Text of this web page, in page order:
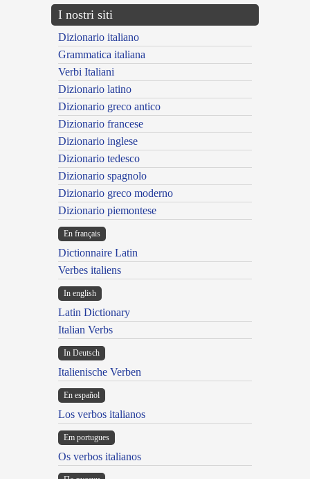
I nostri siti
Dizionario italiano
Grammatica italiana
Verbi Italiani
Dizionario latino
Dizionario greco antico
Dizionario francese
Dizionario inglese
Dizionario tedesco
Dizionario spagnolo
Dizionario greco moderno
Dizionario piemontese
En français
Dictionnaire Latin
Verbes italiens
In english
Latin Dictionary
Italian Verbs
In Deutsch
Italienische Verben
En español
Los verbos italianos
Em portugues
Os verbos italianos